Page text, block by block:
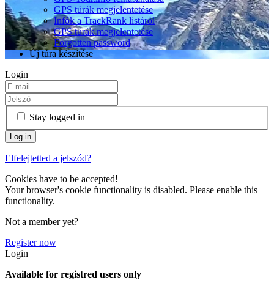
GPS túrák megjelentetése
Infók a TrackRank listáról
GPS túrák megjelentetése
Forgotten password
Új túra készítése
Login
Stay logged in
Elfelejtetted a jelszód?
Cookies have to be accepted!
Your browser's cookie functionality is disabled. Please enable this
functionality.
Not a member yet?
Register now
Login
Available for registred users only